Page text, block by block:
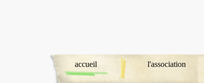
accueil l'association